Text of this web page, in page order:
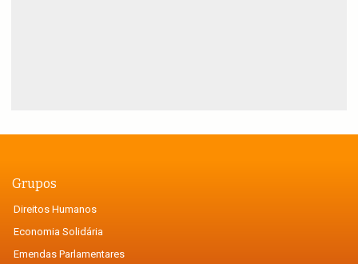
Grupos
Direitos Humanos
Economia Solidária
Emendas Parlamentares